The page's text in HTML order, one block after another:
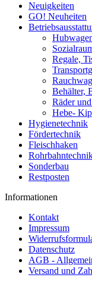
Neuigkeiten
GO! Neuheiten
Regale,
Behälter,
Räder
Hebe-
Hygienetechnik
Fördertechnik
Fleischhaken
Sonderbau
Restposten
Informationen
Kontakt
Impressum
Datenschutz
AGB -
Versand und